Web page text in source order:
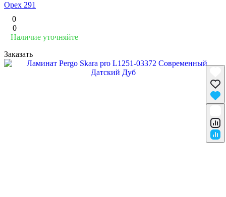
Орех 291
0
0
Наличие уточняйте
Заказать